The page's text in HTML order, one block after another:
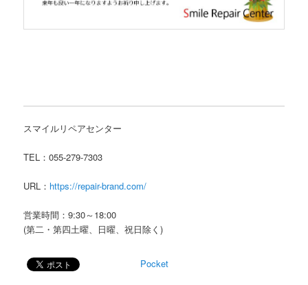
スマイルリペアセンター
TEL：055-279-7303
URL： https://repair-brand.com/
営業時間：9:30～18:00
(第二・第四土曜、日曜、祝日除く)
Pocket